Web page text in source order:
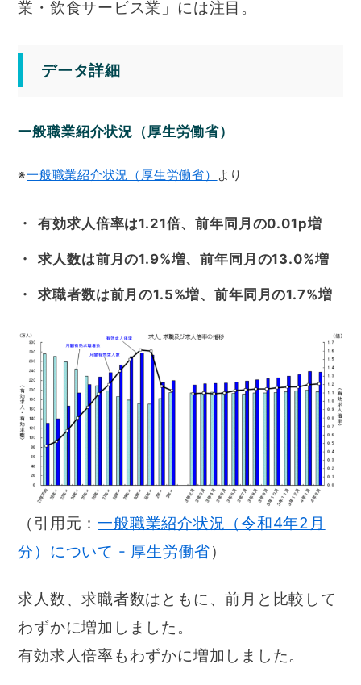
業・飲食サービス業」には注目。
データ詳細
一般職業紹介状況（厚生労働省）
※一般職業紹介状況（厚生労働省） より
有効求人倍率は1.21倍、前年同月の0.01p増
求人数は前月の1.9%増、前年同月の13.0%増
求職者数は前月の1.5%増、前年同月の1.7%増
（引用元：一般職業紹介状況（令和4年2月
分）について - 厚生労働省）
求人数、求職者数はともに、前月と比較して
わずかに増加しました。
有効求人倍率もわずかに増加しました。